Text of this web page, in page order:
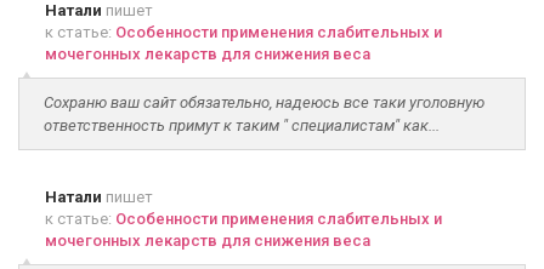
Натали пишет
к статье: Особенности применения слабительных и
мочегонных лекарств для снижения веса
Сохраню ваш сайт обязательно, надеюсь все таки уголовную
ответственность примут к таким " специалистам" как...
Натали пишет
к статье: Особенности применения слабительных и
мочегонных лекарств для снижения веса